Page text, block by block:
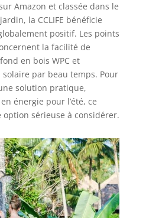
Amazon et classée dans le
la CCLIFE bénéficie
positif. Les points
la facilité de
en bois WPC et
solaire par beau temps. Pour
solution pratique,
énergie pour l’été, ce
sérieuse à considérer.